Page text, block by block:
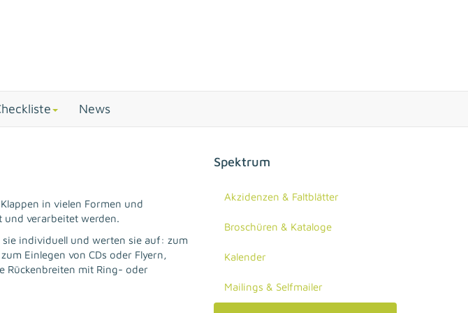
News
in vielen Formen und
und verarbeitet werden.
individuell und werten sie auf: zum
Einlegen von CDs oder Flyern,
Rückenbreiten mit Ring- oder
Spektrum
Akzidenzen & Faltblätter
Broschüren & Kataloge
Kalender
Mailings & Selfmailer